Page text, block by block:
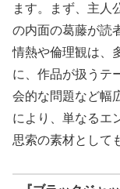
ます。まず、主人
の内面の葛藤が読
情熱や倫理観は、
に、作品が扱うテ
会的な問題など幅
により、単なるエ
思索の素材として